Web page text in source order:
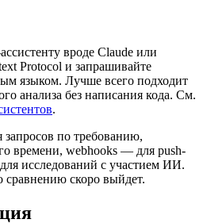
вроде Claude или
Protocol и запрашивайте
языком. Лучше всего подходит
анализа без написания кода. См.
.
по требованию,
времени, webhooks — для push-
исследований с участием ИИ.
сравнению скоро выйдет.